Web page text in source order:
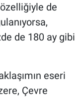
de
de 180 ay gibi
eseri
Çevre